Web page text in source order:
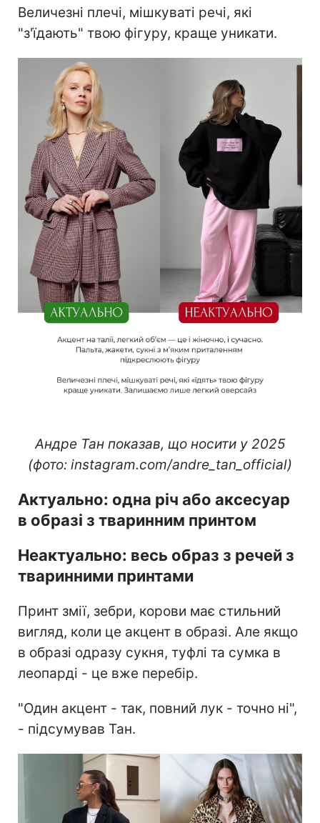
Величезні плечі, мішкуваті речі, які
"з'їдають" твою фігуру, краще уникати.
Андре Тан показав, що носити у 2025
(фото: instagram.com/andre_tan_official)
Актуально: одна річ або аксесуар
в образі з тваринним принтом
Неактуально: весь образ з речей з
тваринними принтами
Принт змії, зебри, корови має стильний
вигляд, коли це акцент в образі. Але якщо
в образі одразу сукня, туфлі та сумка в
леопарді - це вже перебір.
"Один акцент - так, повний лук - точно ні",
- підсумував Тан.